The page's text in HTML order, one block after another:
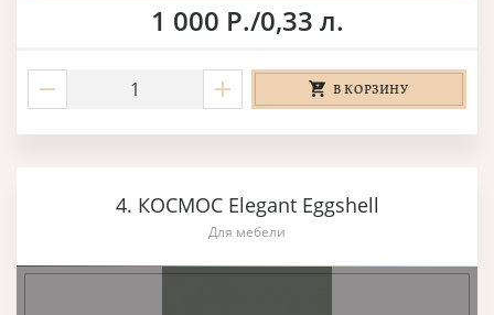
1 000 Р./0,33 л.
В КОРЗИНУ
4. КОСМОС Elegant Eggshell
Для мебели